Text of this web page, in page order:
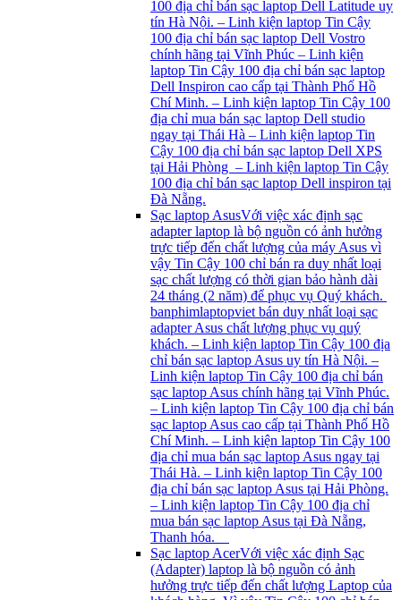
100 địa chỉ bán sạc laptop Dell Latitude uy
tín Hà Nội. – Linh kiện laptop Tin Cậy
100 địa chỉ bán sạc laptop Dell Vostro
chính hãng tại Vĩnh Phúc – Linh kiện
laptop Tin Cậy 100 địa chỉ bán sạc laptop
Dell Inspiron cao cấp tại Thành Phố Hồ
Chí Minh. – Linh kiện laptop Tin Cậy 100
địa chỉ mua bán sạc laptop Dell studio
ngay tại Thái Hà – Linh kiện laptop Tin
Cậy 100 địa chỉ bán sạc laptop Dell XPS
tại Hải Phòng – Linh kiện laptop Tin Cậy
100 địa chỉ bán sạc laptop Dell inspiron tại
Đà Nẵng.
Sạc laptop AsusVới việc xác định sạc
adapter laptop là bộ nguồn có ảnh hưởng
trực tiếp đến chất lượng của máy Asus vì
vậy Tin Cậy 100 chỉ bán ra duy nhất loại
sạc chất lượng có thời gian bảo hành dài
24 tháng (2 năm) để phục vụ Quý khách.
banphimlaptopviet bán duy nhất loại sạc
adapter Asus chất lượng phục vụ quý
khách. – Linh kiện laptop Tin Cậy 100 địa
chỉ bán sạc laptop Asus uy tín Hà Nội. –
Linh kiện laptop Tin Cậy 100 địa chỉ bán
sạc laptop Asus chính hãng tại Vĩnh Phúc.
– Linh kiện laptop Tin Cậy 100 địa chỉ bán
sạc laptop Asus cao cấp tại Thành Phố Hồ
Chí Minh. – Linh kiện laptop Tin Cậy 100
địa chỉ mua bán sạc laptop Asus ngay tại
Thái Hà. – Linh kiện laptop Tin Cậy 100
địa chỉ bán sạc laptop Asus tại Hải Phòng.
– Linh kiện laptop Tin Cậy 100 địa chỉ
mua bán sạc laptop Asus tại Đà Nẵng,
Thanh hóa.
Sạc laptop AcerVới việc xác định Sạc
(Adapter) laptop là bộ nguồn có ảnh
hưởng trực tiếp đến chất lượng Laptop của